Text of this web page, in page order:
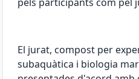
El jurat, compost per
subaquàtica i biologia